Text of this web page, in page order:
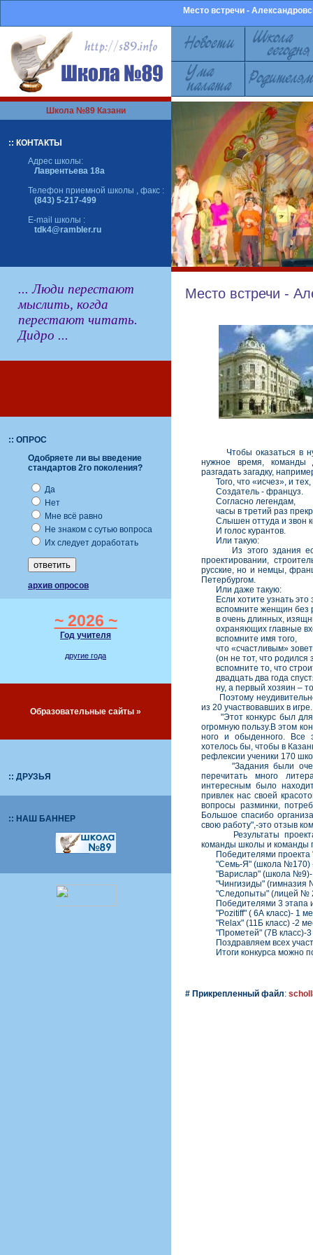
Место встречи -
Школа №89 Казани
:: КОНТАКТЫ
Адрес школы:
Лаврентьева 18а
Телефон приемной школы , факс :
(843) 5-217-499
E-mail школы :
tdk4@rambler.ru
... Люди перестают
мыслить, когда
перестают читать.
Дидро ...
:: ОПРОС
Одобряете ли вы введение
стандартов 2го поколения?
Да
Нет
Мне всё равно
Не знаком с сутью вопроса
Их следует доработать
архив опросов
~ 2026 ~
Год учителя
другие года
Образовательные сайты »
:: ДРУЗЬЯ
:: НАШ БАННЕР
Место встречи -
Чтобы оказаться в
нужное время, команды
разгадать загадку,
Того, что «исчез», и тех,
Создатель - француз.
Согласно легендам,
часы в третий раз
Слышен оттуда и звон
И голос курантов.
Или такую:
Из этого здания есть
проектировании,
русские, но и немцы,
Петербургом.
Или даже такую:
Если хотите узнать это
вспомните женщин без
в очень длинных,
охраняющих главные
вспомните имя того,
что «счастливым»
(он не тот, что родился
вспомните то, что
двадцать два года
ну, а первый хозяин –
Поэтому
из 20 участвовавших в игре.
"Этот конкурс был для
огромную пользу.В этом
ного и обыденного. Все
хотелось бы, чтобы в
рефлексии ученики 170
"Задания были очень
перечитать много
интересным было
привлек нас своей
вопросы разминки,
Большое спасибо
свою работу",-это отзыв
Результаты проекта
команды школы и команды
Победителями проекта
"Семь-Я" (школа №170) -
"Варислар" (школа №9)-
"Чингизиды" (гимназия
"Следопыты" (лицей №
Победителями 3 этапа
"Pozitiff" ( 6А класс)- 1
"Relax" (11Б класс) -2
"Прометей" (7В класс)-3
Поздравляем всех
Итоги конкурса можно
# Прикрепленный файл: